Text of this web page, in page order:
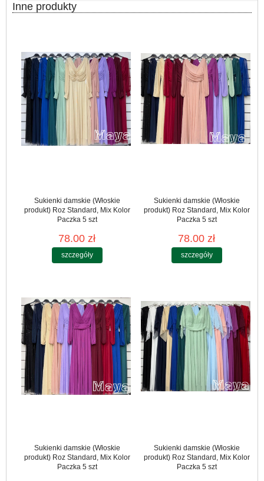
Inne produkty
Sukienki damskie (Włoskie
produkt) Roz Standard, Mix Kolor
Paczka 5 szt
78.00 zł
szczegóły
Sukienki damskie (Włoskie
produkt) Roz Standard, Mix Kolor
Paczka 5 szt
78.00 zł
szczegóły
Sukienki damskie (Włoskie
produkt) Roz Standard, Mix Kolor
Paczka 5 szt
Sukienki damskie (Włoskie
produkt) Roz Standard, Mix Kolor
Paczka 5 szt